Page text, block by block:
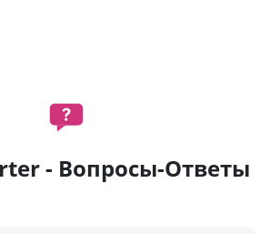
- Вопросы-Ответы